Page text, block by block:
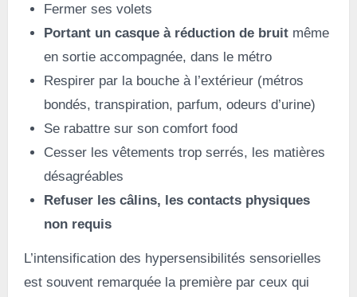
Fermer ses volets
Portant un casque à réduction de bruit même
en sortie accompagnée, dans le métro
Respirer par la bouche à l’extérieur (métros
bondés, transpiration, parfum, odeurs d’urine)
Se rabattre sur son comfort food
Cesser les vêtements trop serrés, les matières
désagréables
Refuser les câlins, les contacts physiques
non requis
L’intensification des hypersensibilités sensorielles
est souvent remarquée la première par ceux qui